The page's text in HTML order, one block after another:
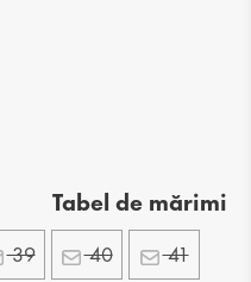
Tabel de mărimi
39 40 41